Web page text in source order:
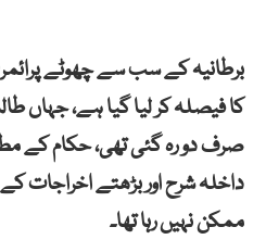
برطانیہ کے سب سے چھوٹے
کا فیصلہ کر لیا گیا ہے، جہاں
صرف دو رہ گئی تھی، حکام کے
داخلہ شرح اور بڑھتے اخراجات
ممکن نہیں رہا تھا۔